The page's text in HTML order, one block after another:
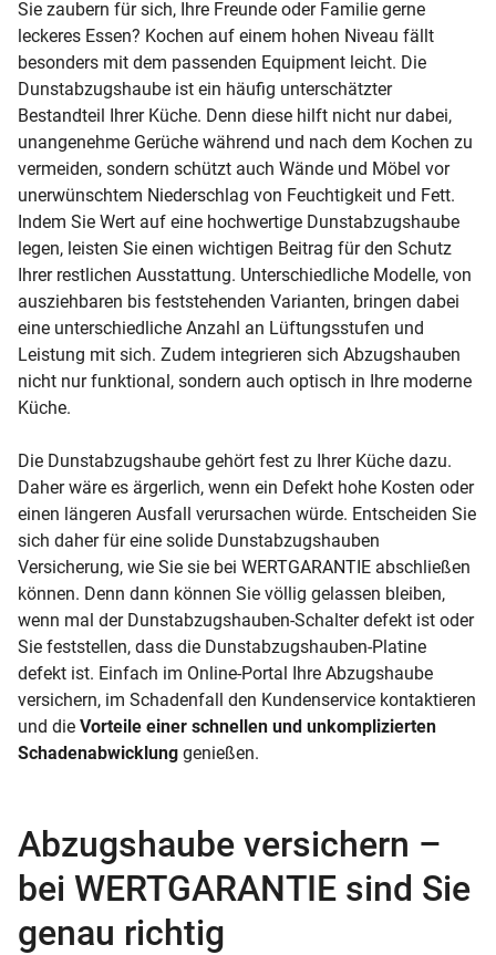
Sie zaubern für sich, Ihre Freunde oder Familie gerne
leckeres Essen? Kochen auf einem hohen Niveau fällt
besonders mit dem passenden Equipment leicht. Die
Dunstabzugshaube ist ein häufig unterschätzter
Bestandteil Ihrer Küche. Denn diese hilft nicht nur dabei,
unangenehme Gerüche während und nach dem Kochen zu
vermeiden, sondern schützt auch Wände und Möbel vor
unerwünschtem Niederschlag von Feuchtigkeit und Fett.
Indem Sie Wert auf eine hochwertige Dunstabzugshaube
legen, leisten Sie einen wichtigen Beitrag für den Schutz
Ihrer restlichen Ausstattung. Unterschiedliche Modelle, von
ausziehbaren bis feststehenden Varianten, bringen dabei
eine unterschiedliche Anzahl an Lüftungsstufen und
Leistung mit sich. Zudem integrieren sich Abzugshauben
nicht nur funktional, sondern auch optisch in Ihre moderne
Küche.
Die Dunstabzugshaube gehört fest zu Ihrer Küche dazu.
Daher wäre es ärgerlich, wenn ein Defekt hohe Kosten oder
einen längeren Ausfall verursachen würde. Entscheiden Sie
sich daher für eine solide Dunstabzugshauben
Versicherung, wie Sie sie bei WERTGARANTIE abschließen
können. Denn dann können Sie völlig gelassen bleiben,
wenn mal der Dunstabzugshauben-Schalter defekt ist oder
Sie feststellen, dass die Dunstabzugshauben-Platine
defekt ist. Einfach im Online-Portal Ihre Abzugshaube
versichern, im Schadenfall den Kundenservice kontaktieren
und die Vorteile einer schnellen und unkomplizierten
Schadenabwicklung genießen.
Abzugshaube versichern –
bei WERTGARANTIE sind Sie
genau richtig